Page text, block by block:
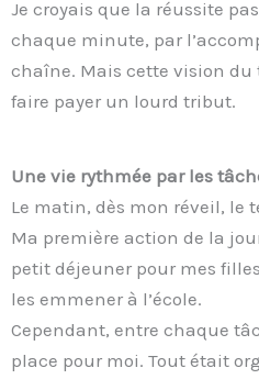
Je croyais que la réussite
chaque minute, par
chaîne. Mais cette vision
faire payer un lourd tribut.
Une vie rythmée par les
Le matin, dès mon réveil, le
Ma première action de la
petit déjeuner pour mes
les emmener à l’école.
Cependant, entre chaque
place pour moi. Tout était